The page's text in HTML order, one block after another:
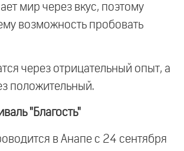
мир через вкус, поэтому
возможность пробовать
через отрицательный опыт, а
положительный.
"Благость"
в Анапе с 24 сентября